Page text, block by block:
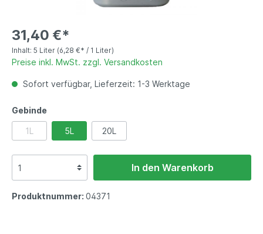
31,40 €*
Inhalt: 5 Liter (6,28 €* / 1 Liter)
Preise inkl. MwSt. zzgl. Versandkosten
Sofort verfügbar, Lieferzeit: 1-3 Werktage
Gebinde
1L 5L 20L
In den Warenkorb
Produktnummer: 04371